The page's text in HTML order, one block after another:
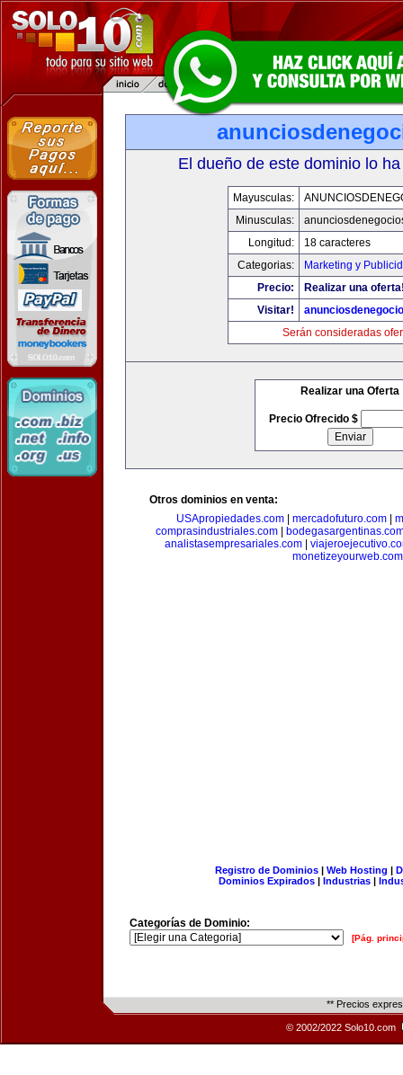
El dueño de este dominio lo
Mayusculas:
Minusculas:
Longitud:
18 caracteres
Categorias:
Marketing y
Precio:
Realizar una
Visitar!
Serán consideradas
Realizar una Oferta
Precio Ofrecido $
Otros dominios en venta:
USApropiedades.com| mercadofuturo.com|
comprasindustriales.com
analistasempresariales.com
monetizeyourweb.com
Registro de Dominios| Web Hosting |
Dominios Expirados | Industrias |
Categorías de Dominio:
[Pág.
** Precios
© 2002/2022 Solo10.com